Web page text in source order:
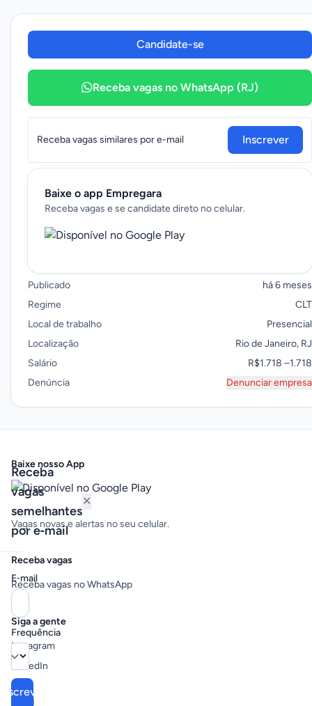
Candidate-se
Receba vagas no WhatsApp (RJ)
Receba vagas similares por e-mail Inscrever
Baixe o app Empregara
Receba vagas e se candidate direto no celular.
Publicado
há 6 meses
Regime
CLT
Local de trabalho
Presencial
Localização
Rio de Janeiro, RJ
Salário
R$1.718 –1.718
Denúncia
Denunciar empresa
Receba
vagas
semelhantes
por e‑mail
✕
E‑mail
Frequência
Baixe nosso App
Vagas novas e alertas no seu celular.
Receba vagas
Receba vagas no WhatsApp
Siga a gente
Instagram
LinkedIn
Legal